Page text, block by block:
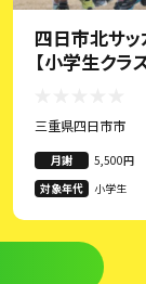
四日市北サ
【小学生クラ
三重県四日市市
月謝
5,500円
対象年代
小学生